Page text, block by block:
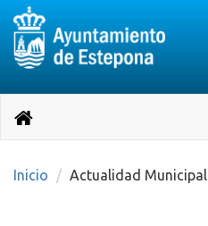
Destino:
Volver
inicio
Inicio Actualidad Municipal